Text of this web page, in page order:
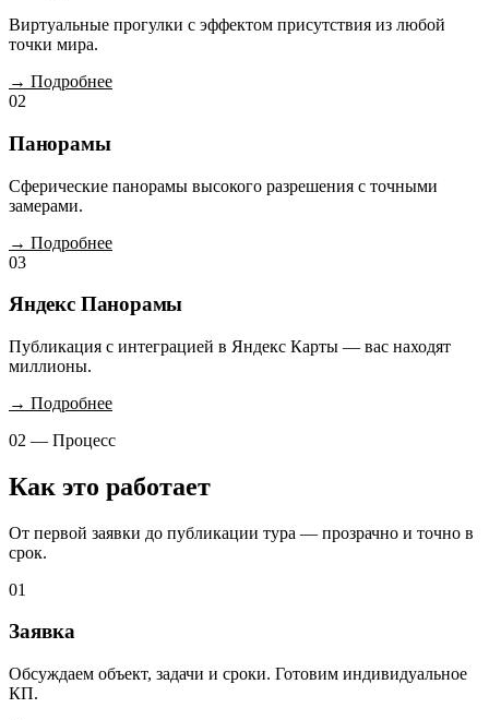
Виртуальные прогулки с эффектом присутствия из любой
точки мира.
→ Подробнее
02
Панорамы
Сферические панорамы высокого разрешения с точными
замерами.
→ Подробнее
03
Яндекс Панорамы
Публикация с интеграцией в Яндекс Карты — вас находят
миллионы.
→ Подробнее
02 — Процесс
Как это работает
От первой заявки до публикации тура — прозрачно и точно в
срок.
01
Заявка
Обсуждаем объект, задачи и сроки. Готовим индивидуальное
КП.